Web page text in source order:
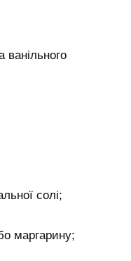
ванільного
солі;
маргарину;